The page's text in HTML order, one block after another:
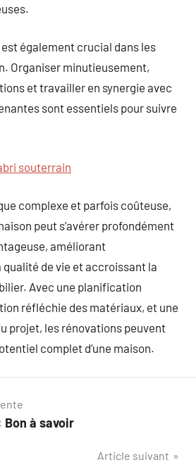
également crucial dans les
Organiser minutieusement,
et travailler en synergie avec
sont essentiels pour suivre
souterrain
complexe et parfois coûteuse,
peut s’avérer profondément
améliorant
de vie et accroissant la
Avec une planification
réfléchie des matériaux, et une
projet, les rénovations peuvent
complet d’une maison.
à savoir
Article suivant